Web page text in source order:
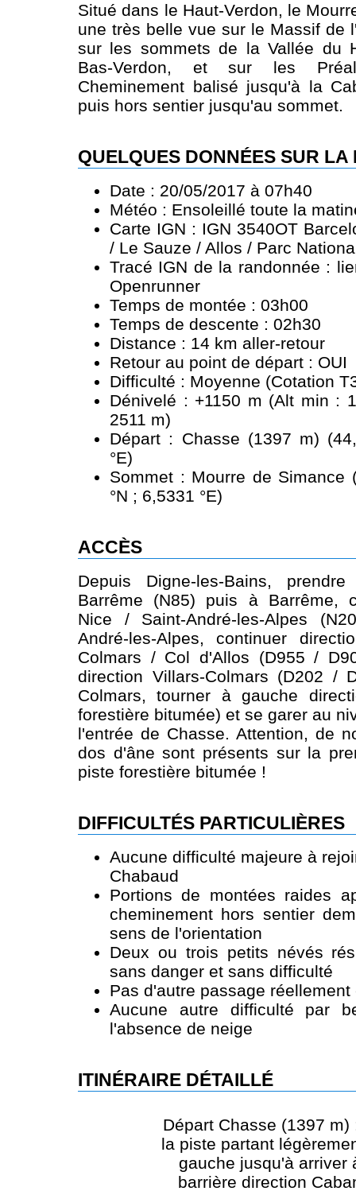
Situé dans le Haut-Verdon, le
une très belle vue sur le Massif de
sur les sommets de la Vallée du
Bas-Verdon, et sur les
Cheminement balisé jusqu'à la
puis hors sentier jusqu'au sommet.
QUELQUES DONNÉES SUR LA
Date : 20/05/2017 à 07h40
Météo : Ensoleillé toute la
Carte IGN : IGN 3540OT
/ Le Sauze / Allos / Parc
Tracé IGN de la randonnée :
Openrunner
Temps de montée : 03h00
Temps de descente : 02h30
Distance : 14 km aller-retour
Retour au point de départ : OUI
Difficulté : Moyenne (Cotation
Dénivelé : +1150 m (Alt min :
2511 m)
Départ : Chasse (1397 m)
°E)
Sommet : Mourre de Simance
°N ; 6,5331 °E)
ACCÈS
Depuis Digne-les-Bains,
Barrême (N85) puis à Barrême,
Nice / Saint-André-les-Alpes
André-les-Alpes, continuer
Colmars / Col d'Allos (D955 /
direction Villars-Colmars (D202 /
Colmars, tourner à gauche
forestière bitumée) et se garer au
l'entrée de Chasse. Attention, de
dos d'âne sont présents sur la
piste forestière bitumée !
DIFFICULTÉS PARTICULIÈRES
Aucune difficulté majeure à
Chabaud
Portions de montées raides
cheminement hors sentier
sens de l'orientation
Deux ou trois petits névés
sans danger et sans difficulté
Pas d'autre passage
Aucune autre difficulté par
l'absence de neige
ITINÉRAIRE DÉTAILLÉ
Départ Chasse (1397 m)
la piste partant
gauche jusqu'à arriver
barrière direction